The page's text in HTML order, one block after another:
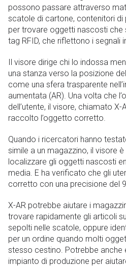
possono passare attraverso
scatole di cartone, contenitori di
per trovare oggetti nascosti
tag RFID, che riflettono i segnali
Il visore dirige chi lo indossa
una stanza verso la posizione
come una sfera trasparente
aumentata (AR). Una volta che
dell’utente, il visore, chiamato X-
raccolto l’oggetto corretto.
Quando i ricercatori hanno
simile a un magazzino, il visore
localizzare gli oggetti nascosti
media. E ha verificato che gli
corretto con una precisione del
X-AR potrebbe aiutare i
trovare rapidamente gli articoli
sepolti nelle scatole, oppure
per un ordine quando molti
stesso cestino. Potrebbe anche
impianto di produzione per